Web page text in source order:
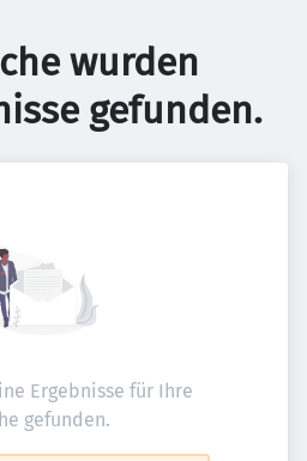
wurden
gefunden.
Ergebnisse für Ihre
gefunden.